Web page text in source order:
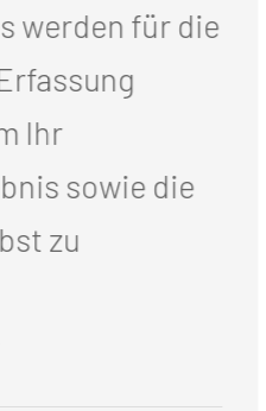
Cottbus
päd.(FH))
werden für die
Ihr
sowie die
zu